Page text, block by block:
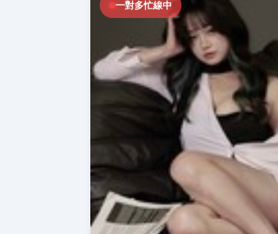
一對多忙線中